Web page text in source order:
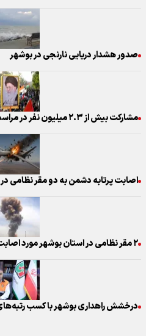
صدور هشدار دریایی نارنجی در بوشهر
مشارکت بیش از ۲.۳ میلیون نفر در مراسم تشییع رهبر شهید در نجف
اصابت پرتابه دشمن به دو مقر نظامی
۲ مقر نظامی در استان بوشهر مورد اصابت پرتابه دشمن قرار گرفت
درخشش راهداری بوشهر با کسب رتبه‌های